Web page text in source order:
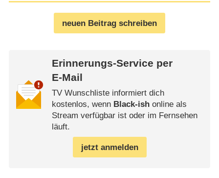
neuen Beitrag schreiben
Erinnerungs-Service per
E-Mail
TV Wunschliste informiert dich
kostenlos, wenn Black-ishonline als
Stream verfügbar ist oder im Fernsehen
läuft.
jetzt anmelden